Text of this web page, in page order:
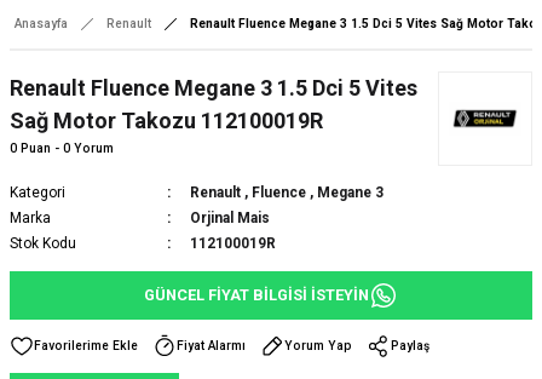
Anasayfa Renault Renault Fluence Megane 3 1.5 Dci 5 Vites Sağ Motor
Renault Fluence Megane 3 1.5 Dci 5 Vites
Sağ Motor Takozu 112100019R
0 Puan - 0 Yorum
Kategori Renault , Fluence , Megane 3
Marka
Orjinal Mais
Stok Kodu
112100019R
GÜNCEL FİYAT BİLGİSİ İSTEYİN
Fiyat Alarmı Yorum Yap Paylaş